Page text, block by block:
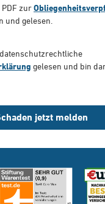
PDF zur
und gelesen.
gelesen und bin
jetzt melden